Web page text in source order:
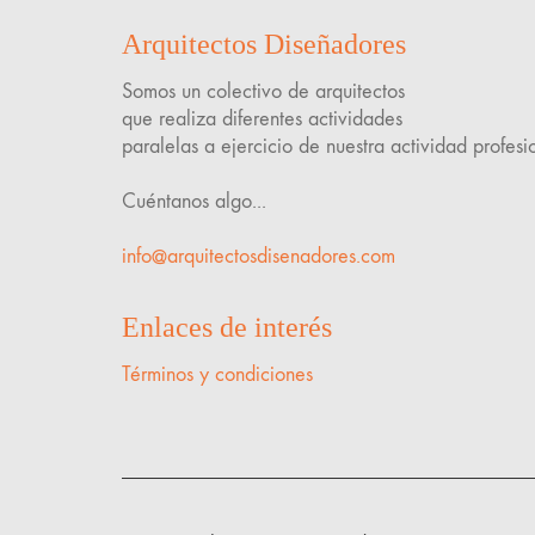
Arquitectos Diseñadores
Somos un colectivo de arquitectos
que realiza diferentes actividades
paralelas a ejercicio de nuestra actividad
Cuéntanos algo...
info@arquitectosdisenadores.com
Enlaces de interés
Términos y condiciones